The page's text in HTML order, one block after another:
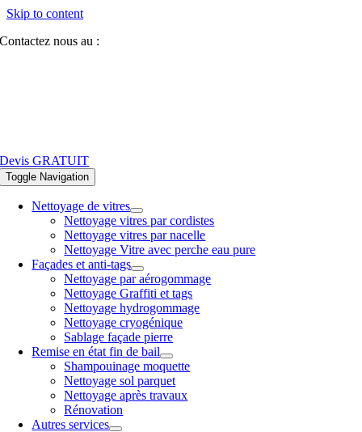
Skip to content
Contactez nous au :
Devis GRATUIT
Toggle Navigation
Nettoyage de vitres
Nettoyage vitres par cordistes
Nettoyage vitres par nacelle
Nettoyage Vitre avec perche eau pure
Façades et anti-tags
Nettoyage par aérogommage
Nettoyage Graffiti et tags
Nettoyage hydrogommage
Nettoyage cryogénique
Sablage façade pierre
Remise en état fin de bail
Shampouinage moquette
Nettoyage sol parquet
Nettoyage après travaux
Rénovation
Autres services